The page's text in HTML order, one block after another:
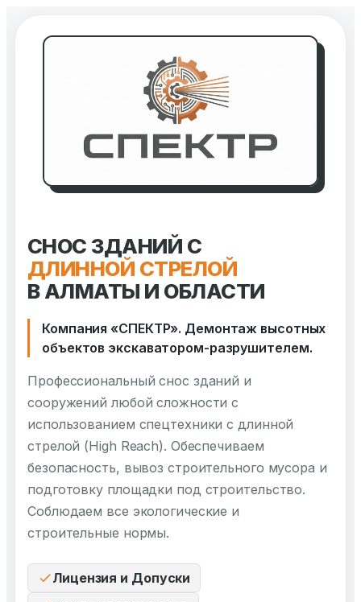
СНОС ЗДАНИЙ С
ДЛИННОЙ СТРЕЛОЙ
В АЛМАТЫ И ОБЛАСТИ
Компания «СПЕКТР». Демонтаж высотных
объектов экскаватором-разрушителем.
Профессиональный снос зданий и
сооружений любой сложности с
использованием спецтехники с длинной
стрелой (High Reach). Обеспечиваем
безопасность, вывоз строительного мусора и
подготовку площадки под строительство.
Соблюдаем все экологические и
строительные нормы.
Лицензия и Допуски